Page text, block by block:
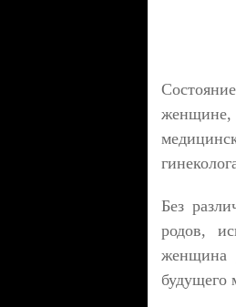
Без
родов,
женщина
будущего